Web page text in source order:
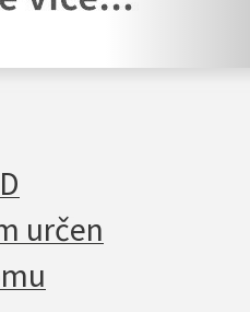
určen